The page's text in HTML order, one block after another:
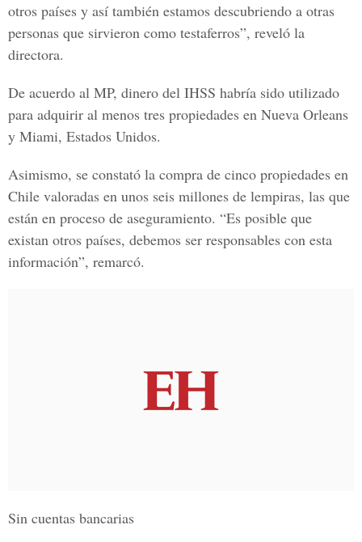
otros países y así también estamos descubriendo a otras
personas que sirvieron como testaferros”, reveló la
directora.
De acuerdo al MP, dinero del IHSS habría sido utilizado
para adquirir al menos tres propiedades en Nueva Orleans
y Miami, Estados Unidos.
Asimismo, se constató la compra de cinco propiedades en
Chile valoradas en unos seis millones de lempiras, las que
están en proceso de aseguramiento. “Es posible que
existan otros países, debemos ser responsables con esta
información”, remarcó.
Sin cuentas bancarias